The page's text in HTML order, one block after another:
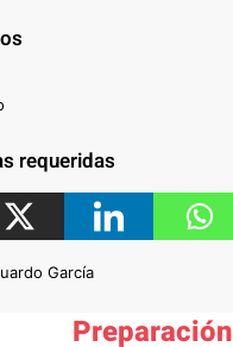
requeridas
García
Preparación